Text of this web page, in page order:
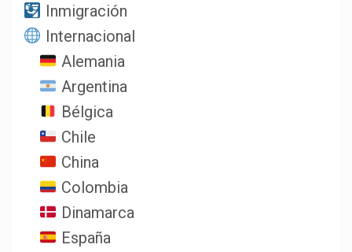
Inmigración
Internacional
Alemania
Argentina
Bélgica
Chile
China
Colombia
Dinamarca
España